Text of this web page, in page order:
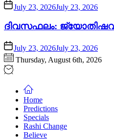
July 23, 2026July 23, 2026
ദിവസഫലം:
July 23, 2026July 23, 2026
Thursday, August 6th, 2026
Home
Predictions
Specials
Rashi Change
Believe